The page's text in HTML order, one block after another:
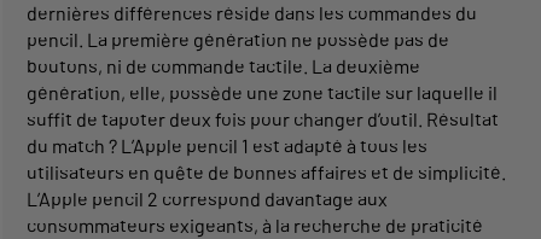
dernières différences réside dans les commandes du
pencil. La première génération ne possède pas de
boutons, ni de commande tactile. La deuxième
génération, elle, possède une zone tactile sur laquelle il
suffit de tapoter deux fois pour changer d’outil. Résultat
du match ? L’Apple pencil 1 est adapté à tous les
utilisateurs en quête de bonnes affaires et de simplicité.
L’Apple pencil 2 correspond davantage aux
consommateurs exigeants, à la recherche de praticité